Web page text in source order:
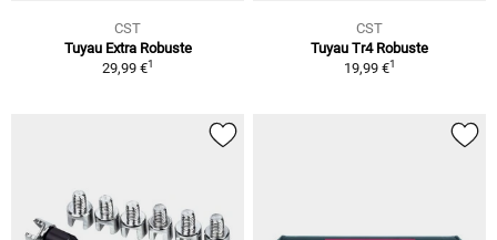
CST
Tuyau Extra Robuste
29,99 €1
CST
Tuyau Tr4 Robuste
19,99 €1